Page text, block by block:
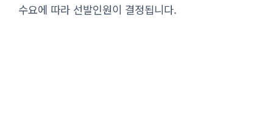
수요에 따라 선발인원이 결정됩니다.